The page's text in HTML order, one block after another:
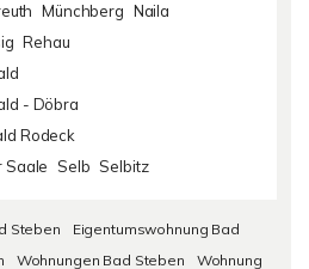
Münchberg Naila
Rehau
- Döbra
Rodeck
Saale Selb Selbitz
Steben
Eigentumswohnung Bad
Wohnungen Bad Steben
Wohnung